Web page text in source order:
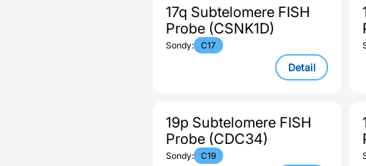
17q Subtelomere FISH
Probe (CSNK1D)
Sondy: C17
Detail
19p Subtelomere FISH
Probe (CDC34)
Sondy: C19